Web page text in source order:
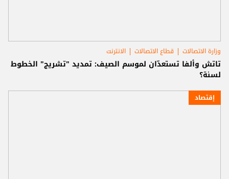
وزارة الاتصالات قطاع الاتصالات الانترنت
تاتش وألفا تستعدّان لموسم الصيف: تمديد "تشريج" الخطوط
لسنة؟
إقتصاد